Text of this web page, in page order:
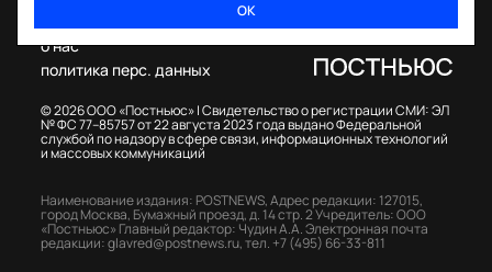
ОК
© 2026 ООО «Постньюс» |Свидетельство о регистрации СМИ: ЭЛ
№ ФС 77–85757 от 22 августа 2023 года выдано Федеральной
службой по надзору в сфере связи, информационных технологий
и массовых коммуникаций
о нас
политика перс. данных
Наименование издания: POSTNEWS,Адрес редакции: 127015,
город Москва, Бумажный проезд, д. 14 стр. 2Учредитель: ООО
«Постньюс» Главный редактор: Чудин А.А.Электронная почта
редакции:glavred@postnews.ru,тел. +7 (495) 66-33-811